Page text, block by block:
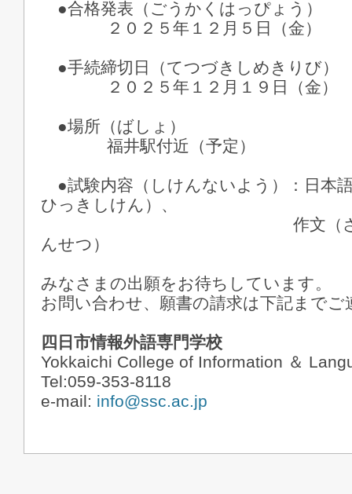
●合格発表（ごうかくはっぴょう）
２０２５年１２月５日（金）
●手続締切日（てつづきしめきりび）
２０２５年１２月１９日（金）
●場所（ばしょ）
福井駅付近（予定）
●試験内容（しけんないよう）：日本
ひっきしけん）、
作文（さくぶん）
んせつ）
みなさまの出願をお待ちしています。
お問い合わせ、願書の請求は下記までご
四日市情報外語専門学校
Yokkaichi College of Information ＆
Tel:059-353-8118
e-mail: info@ssc.ac.jp